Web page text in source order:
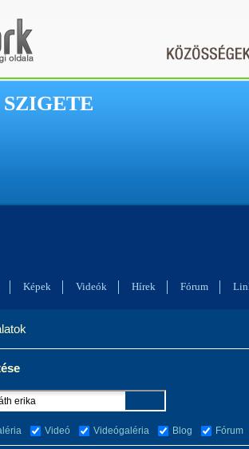
Képek Videók Hírek Fórum
Videó Videógaléria Blog Fórum